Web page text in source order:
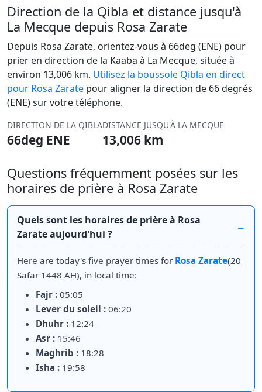
Direction de la Qibla et distance jusqu'à
La Mecque depuis Rosa Zarate
Depuis Rosa Zarate, orientez-vous à 66deg (ENE) pour
prier en direction de la Kaaba à La Mecque, située à
environ 13,006 km. Utilisez la boussole Qibla en direct
pour Rosa Zarate pour aligner la direction de 66 degrés
(ENE) sur votre téléphone.
DIRECTION DE LA QIBLA
66deg ENE
DISTANCE JUSQU'À LA MECQUE
13,006 km
Questions fréquemment posées sur les
horaires de prière à Rosa Zarate
Quels sont les horaires de prière à Rosa
Zarate aujourd'hui ?
Here are today's five prayer times for Rosa Zarate(20
Safar 1448 AH), in local time:
Fajr : 05:05
Lever du soleil : 06:20
Dhuhr : 12:24
Asr : 15:46
Maghrib : 18:28
Isha : 19:58